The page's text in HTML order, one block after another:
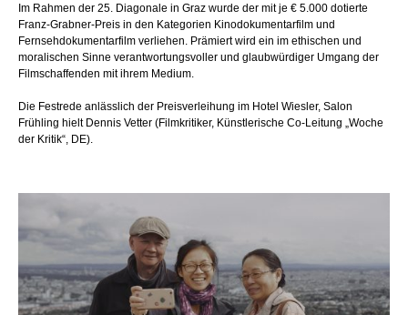
Im Rahmen der 25. Diagonale in Graz wurde der mit je € 5.000 dotierte
Franz-Grabner-Preis in den Kategorien Kinodokumentarfilm und
Fernsehdokumentarfilm verliehen. Prämiert wird ein im ethischen und
moralischen Sinne verantwortungsvoller und glaubwürdiger Umgang der
Filmschaffenden mit ihrem Medium.
Die Festrede anlässlich der Preisverleihung im Hotel Wiesler, Salon
Frühling hielt Dennis Vetter (Filmkritiker, Künstlerische Co-Leitung „Woche
der Kritik“, DE).